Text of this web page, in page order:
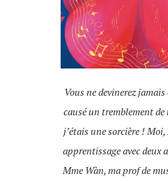
Vous ne devinerez
causé un tremblement de
j’étais une sorcière ! Moi,
apprentissage avec deux
Mme Wàn, ma prof de